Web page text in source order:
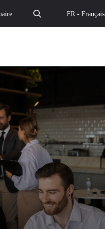
FR - Français